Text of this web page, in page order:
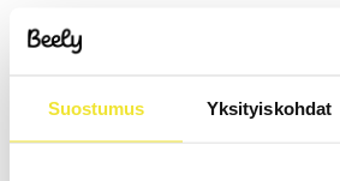
Suostumus Yksityiskohdat